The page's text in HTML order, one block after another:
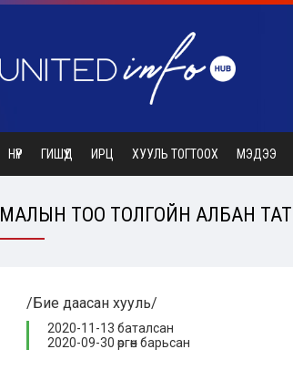
НҮҮР ГИШҮҮД ИРЦ ХУУЛЬ ТОГТООХ МЭДЭЭ
МАЛЫН ТОО ТОЛГОЙН АЛБАН
/Бие даасан хууль/
2020-11-13 баталсан
2020-09-30 өргөн барьсан